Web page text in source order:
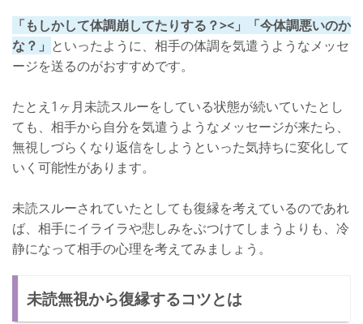
「もしかして体調崩してたりする？><」「今体調悪いのか
な？」 といったように、相手の体調を気遣うようなメッセ
ージを送るのがおすすめです。
たとえ1ヶ月未読スルーをしている状態が続いていたとし
ても、相手から自分を気遣うようなメッセージが来たら、
無視しづらくなり返信をしようといった気持ちに変化して
いく可能性があります。
未読スルーされていたとしても復縁を考えているのであれ
ば、相手にイライラや悲しみをぶつけてしまうよりも、冷
静になって相手の心理を考えてみましょう。
未読無視から復縁するコツとは